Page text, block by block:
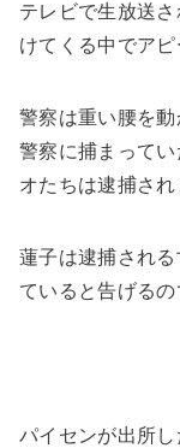
テレビで生放送
けてくる中でア
警察は重い腰を
警察に捕まって
オたちは逮捕され
蓮子は逮捕され
ていると告げるの
パイセンが出所